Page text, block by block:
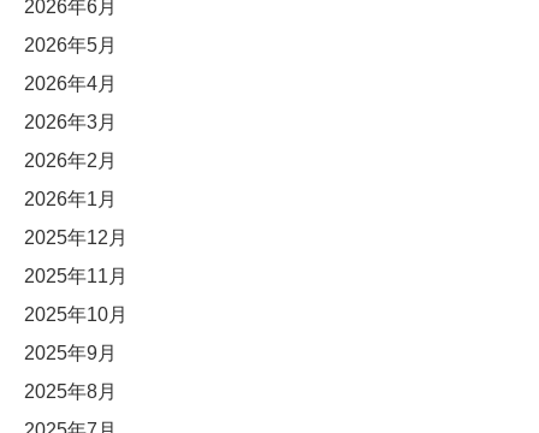
2026年6月
2026年5月
2026年4月
2026年3月
2026年2月
2026年1月
2025年12月
2025年11月
2025年10月
2025年9月
2025年8月